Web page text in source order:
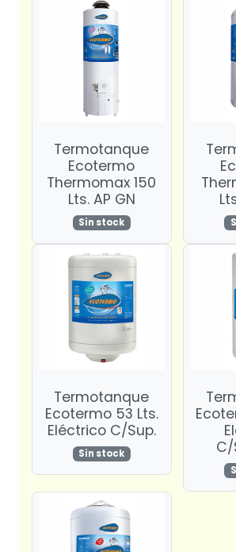
Termotanque
Ecotermo
Thermomax 150
Lts. AP GN
Sin stock
Termotanque
Ecotermo 53 Lts.
Eléctrico C/Sup.
Sin stock
C/